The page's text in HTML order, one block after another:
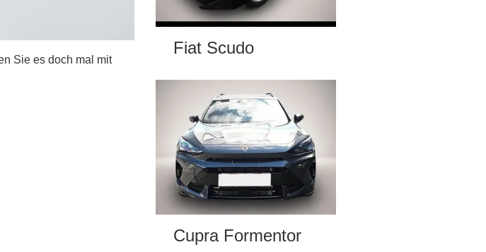
Sie es doch mal mit
Fiat Scudo
Cupra Formentor